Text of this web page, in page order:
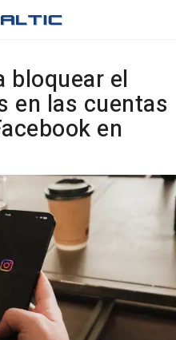
bloquear el
en las cuentas
en